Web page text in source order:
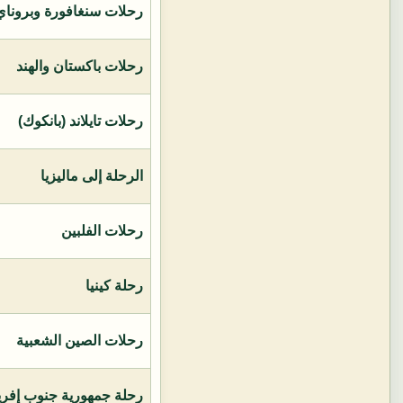
رحلات سنغافورة
رحلات باكستان والهند
رحلات تايلاند (بانكوك)
الرحلة إلى ماليزيا
رحلات الفلبين
رحلة كينيا
رحلات الصين الشعبية
رحلة جمهورية جنوب